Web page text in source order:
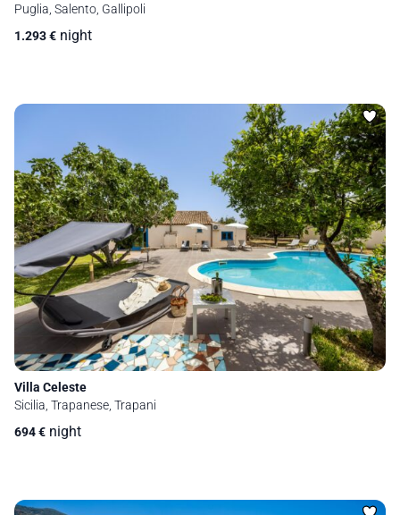
Puglia, Salento, Gallipoli
1.293€ night
Villa Celeste
Sicilia, Trapanese, Trapani
694€ night